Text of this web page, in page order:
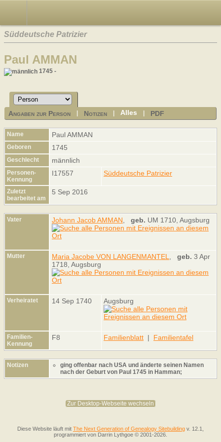
Süddeutsche Patrizier
Paul AMMAN
1745 -
Angaben zur Person Notizen |Alles PDF
Name PaulAMMAN
Geboren 1745
Geschlecht männlich
Personen-
Kennung
I17557 Süddeutsche Patrizier
Zuletzt
bearbeitet am
5 Sep 2016
Vater Johann Jacob AMMAN geb. UM 1710, Augsburg
Mutter Maria Jacobe VON LANGENMANTEL geb. 3 Apr
1718, Augsburg
Verheiratet 14 Sep 1740 Augsburg
Familien-
Kennung
F8 Familienblatt | Familientafel
Notizen
ging offenbar nach USA und änderte seinen Namen
nach der Geburt von Paul 1745 in Hamman;
Zur Desktop-Webseite wechseln
Diese Website läuft mit The Next Generation of Genealogy Sitebuilding v. 12.1,
programmiert von Darrin Lythgoe © 2001-2026.